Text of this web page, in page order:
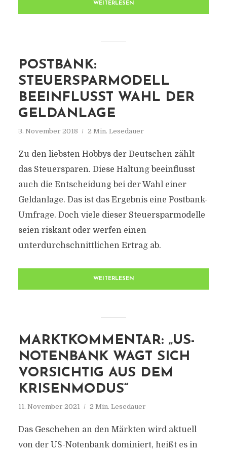
WEITERLESEN
POSTBANK:
STEUERSPARMODELL
BEEINFLUSST WAHL DER
GELDANLAGE
3. November 2018 2 Min. Lesedauer
Zu den liebsten Hobbys der Deutschen zählt
das Steuersparen. Diese Haltung beeinflusst
auch die Entscheidung bei der Wahl einer
Geldanlage. Das ist das Ergebnis eine Postbank-
Umfrage. Doch viele dieser Steuersparmodelle
seien riskant oder werfen einen
unterdurchschnittlichen Ertrag ab.
WEITERLESEN
MARKTKOMMENTAR: „US-
NOTENBANK WAGT SICH
VORSICHTIG AUS DEM
KRISENMODUS“
11. November 2021 2 Min. Lesedauer
Das Geschehen an den Märkten wird aktuell
von der US-Notenbank dominiert, heißt es in